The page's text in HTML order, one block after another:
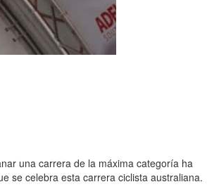
una carrera de la máxima categoría ha
se celebra esta carrera ciclista australiana.